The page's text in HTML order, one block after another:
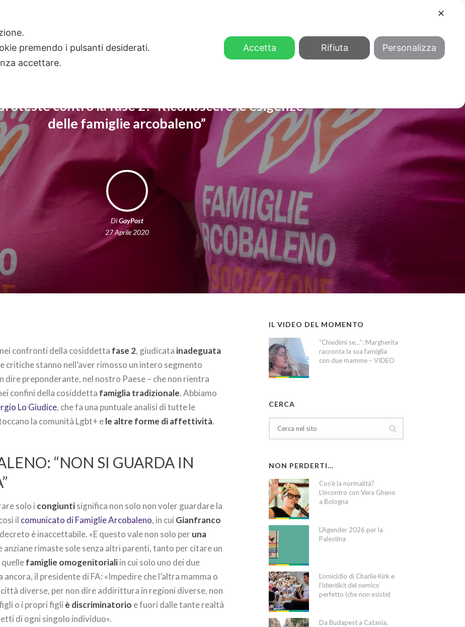
contro la fase 2: “Riconoscere le esigenze
delle famiglie arcobaleno”
DiGayPost
27 Aprile 2020
confronti della cosiddetta fase 2, giudicata inadeguata
critiche stanno nell’aver rimosso un intero segmento
dire preponderante, nel nostro Paese – che non rientra
confini della cosiddetta famiglia tradizionale. Abbiamo
Lo Giudice, che fa una puntuale analisi di tutte le
la comunità Lgbt+ ele altre forme di affettività.
“NON SI GUARDA IN
solo i congiuntisignifica non solo non voler guardare la
il comunicato di Famiglie Arcobaleno, in cui Gianfranco
è inaccettabile. «E questo vale non solo peruna
anziane rimaste sole senza altri parenti, tanto per citare un
quellefamiglie omogenitorialiin cui solo uno dei due
il presidente di FA: «Impedire che l’altra mamma o
città diverse, per non dire addirittura in regioni diverse, non
o i propri figli è discriminatorio e fuori dalle tante realtà
di ogni singolo individuo».
IL VIDEO DEL MOMENTO
“Chiedimi se…”: Margherita
racconta la sua famiglia
con due mamme – VIDEO
CERCA
NON PERDERTI…
Cos’è la normalità?
L’incontro con Vera Gheno
a Bologna
L’Agender 2026 per la
Palestina
L’omicidio di Charlie Kirk e
l’identikit del nemico
perfetto (che non esiste)
Da Budapest a Catania,
✕
premendo i pulsanti desiderati.
accettare.
Accetta Rifiuta Personalizza